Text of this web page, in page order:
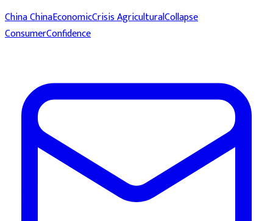
ChinaChinaEconomicCrisisAgriculturalCollapse
ConsumerConfidence